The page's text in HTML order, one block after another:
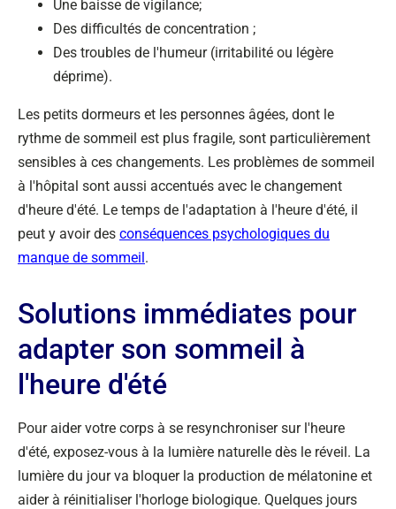
Une baisse de vigilance;
Des difficultés de concentration ;
Des troubles de l'humeur (irritabilité ou légère
déprime).
Les petits dormeurs et les personnes âgées, dont le
rythme de sommeil est plus fragile, sont particulièrement
sensibles à ces changements. Les problèmes de sommeil
à l'hôpital sont aussi accentués avec le changement
d'heure d'été. Le temps de l'adaptation à l'heure d'été, il
peut y avoir des conséquences psychologiques du
manque de sommeil.
Solutions immédiates pour
adapter son sommeil à
l'heure d'été
Pour aider votre corps à se resynchroniser sur l'heure
d'été, exposez-vous à la lumière naturelle dès le réveil. La
lumière du jour va bloquer la production de mélatonine et
aider à réinitialiser l'horloge biologique. Quelques jours